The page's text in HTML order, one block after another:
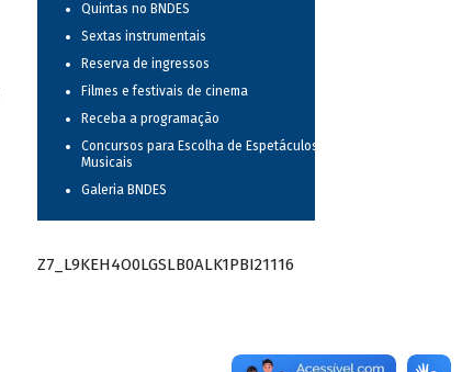
Quintas no BNDES
Sextas instrumentais
Reserva de ingressos
Filmes e festivais de cinema
Receba a programação
Concursos para Escolha de Espetáculos
Musicais
Galeria BNDES
Z7_L9KEH4O0LGSLB0ALK1PBI21116